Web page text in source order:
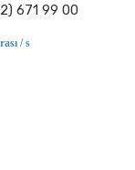
671 99 00
/ s